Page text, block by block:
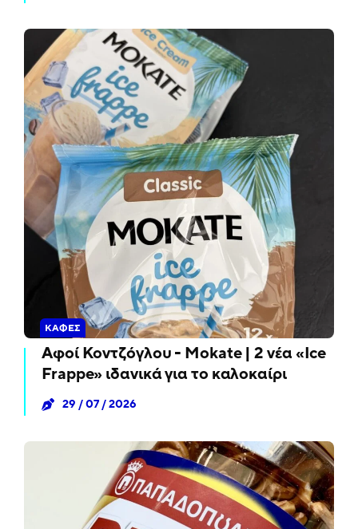
ΚΑΦΈΣ
Αφοί Κοντζόγλου - Mokate | 2 νέα «Ice
Frappe» ιδανικά για το καλοκαίρι
29 / 07 / 2026